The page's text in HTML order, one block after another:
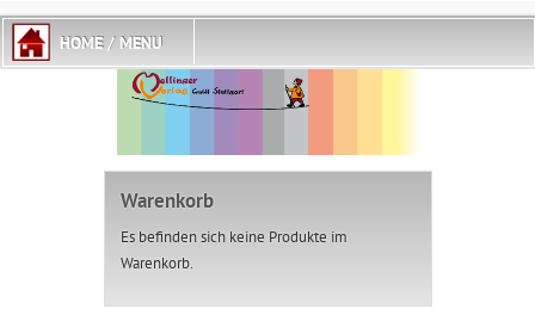
Warenkorb
Es befinden sich keine Produkte im
Warenkorb.